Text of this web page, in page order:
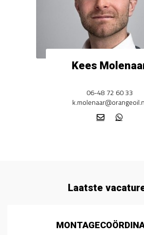
Kees
06-48 72 60 33
Laatste